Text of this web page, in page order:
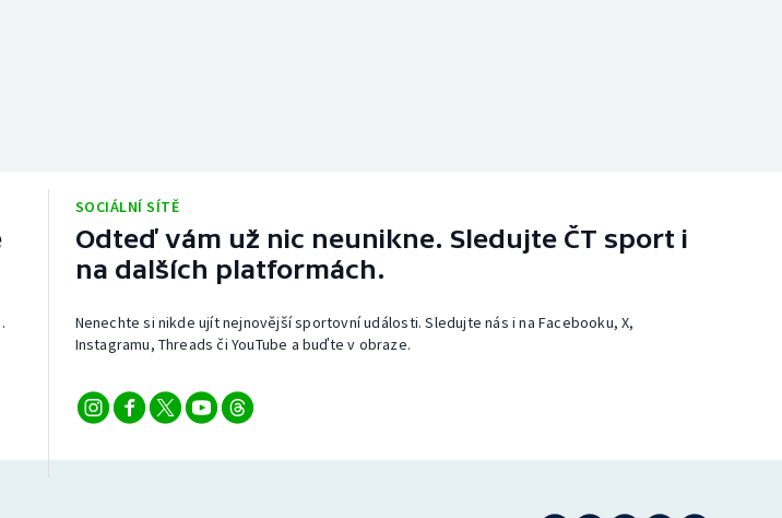
SOCIÁLNÍ SÍTĚ
Odteď vám už nic neunikne. Sledujte ČT sport i
na dalších platformách.
Nenechte si nikde ujít nejnovější sportovní události. Sledujte nás i na Facebooku, X,
Instagramu, Threads či YouTube a buďte v obraze.